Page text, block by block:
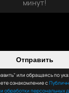
минут!
Отправить
или обращаясь по
ознакомление с
обработки персональных